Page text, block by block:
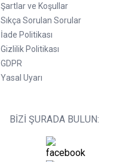
Şartlar ve Koşullar
Sıkça Sorulan Sorular
İade Politikası
Gizlilik Politikası
GDPR
Yasal Uyarı
BIZI ŞURADA BULUN: